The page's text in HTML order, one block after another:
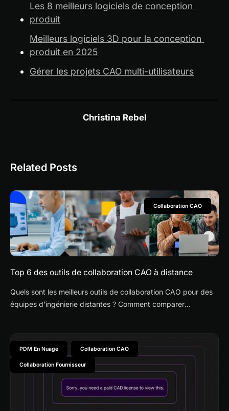
Les 8 meilleurs logiciels de conception
produit
Meilleurs logiciels 3D pour la conception
produit en 2025
Gérer les projets CAO multi-utilisateurs
Christina Rebel
Related Posts
Collaboration CAO
Top 6 des outils de collaboration CAO à distance
Quels sont les meilleurs outils de collaboration CAO pour des
équipes d’ingénierie distantes ? Comment comparer
PDM En Nuage Collaboration CAO
Collaboration Fournisseur